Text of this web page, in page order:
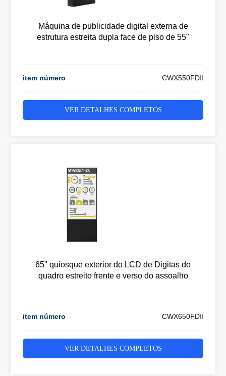
Máquina de publicidade digital externa de
estrutura estreita dupla face de piso de 55"
item número CWX550FDⅡ
VER DETALHES COMPLETOS
65" quiosque exterior do LCD de Digitas do
quadro estreito frente e verso do assoalho
item número CWX650FDⅡ
VER DETALHES COMPLETOS